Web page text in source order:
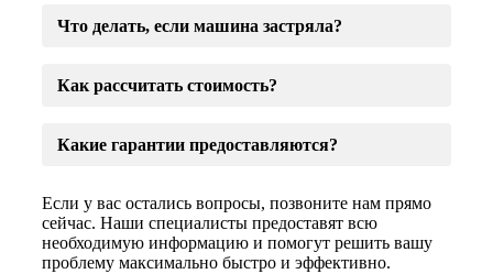
Что делать, если машина застряла?
Как рассчитать стоимость?
Какие гарантии предоставляются?
Если у вас остались вопросы, позвоните нам прямо
сейчас. Наши специалисты предоставят всю
необходимую информацию и помогут решить вашу
проблему максимально быстро и эффективно.